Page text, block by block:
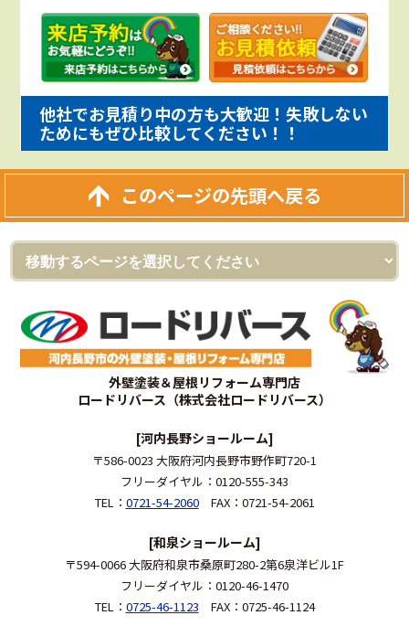
他社でお見積り中の方も大歓迎！失敗しない
ためにもぜひ比較してください！！
このページの先頭へ戻る
外壁塗装＆屋根リフォーム専門店
ロードリバース（株式会社ロードリバース）
[河内長野ショールーム]
〒586-0023 大阪府河内長野市野作町720-1
フリーダイヤル：0120-555-343
TEL： 0721-54-2060FAX：0721-54-2061
[和泉ショールーム]
〒594-0066 大阪府和泉市桑原町280-2第6泉洋ビル1F
フリーダイヤル：0120-46-1470
TEL： 0725-46-1123 FAX：0725-46-1124